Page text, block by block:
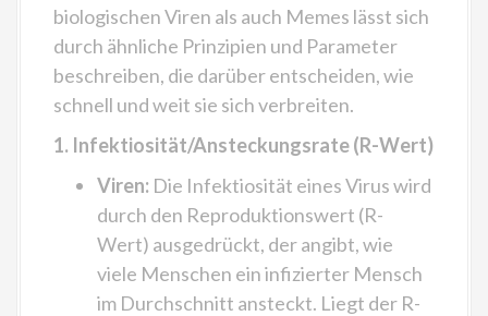
biologischen Viren als auch Memes lässt sich
durch ähnliche Prinzipien und Parameter
beschreiben, die darüber entscheiden, wie
schnell und weit sie sich verbreiten.
1. Infektiosität/Ansteckungsrate (R-Wert)
Viren: Die Infektiosität eines Virus wird
durch den Reproduktionswert (R-
Wert) ausgedrückt, der angibt, wie
viele Menschen ein infizierter Mensch
im Durchschnitt ansteckt. Liegt der R-